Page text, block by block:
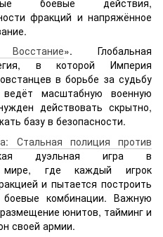
фракций и напряжённое
». Глобальная
в которой Империя
в борьбе за судьбу
масштабную военную
действовать скрытно,
базу в безопасности.
Стальная полиция против
дуэльная игра в
мире, где каждый игрок
и пытается построить
комбинации. Важную
юнитов, тайминг и
своей армии.